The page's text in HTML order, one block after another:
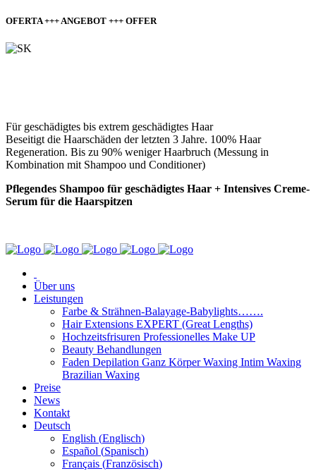
OFERTA +++ ANGEBOT +++ OFFER
Für geschädigtes bis extrem geschädigtes Haar
Beseitigt die Haarschäden der letzten 3 Jahre. 100% Haar
Regeneration. Bis zu 90% weniger Haarbruch (Messung in
Kombination mit Shampoo und Conditioner)
Pflegendes Shampoo für geschädigtes Haar + Intensives Creme-
Serum für die Haarspitzen
Über uns
Leistungen
Farbe & Strähnen-Balayage-Babylights…….
Hair Extensions EXPERT (Great Lengths)
Hochzeitsfrisuren Professionelles Make UP
Beauty Behandlungen
Faden Depilation Ganz Körper Waxing Intim Waxing
Brazilian Waxing
Preise
News
Kontakt
Deutsch
English (Englisch)
Español (Spanisch)
Français (Französisch)